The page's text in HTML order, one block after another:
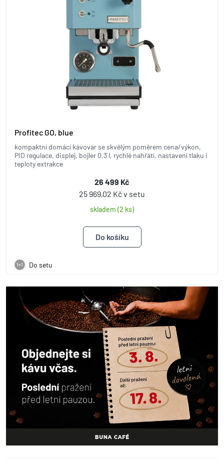
Profitec GO, blue
kompaktní domácí kávovar se skvělým poměrem cena/výkon,
PID regulace, displej, bojler 0,3 l, rychlé nahřátí, nastavení tlaku i
teploty extrakce
26 499 Kč
25 969,02 Kč v setu
skladem (2 ks)
1+1 Do setu